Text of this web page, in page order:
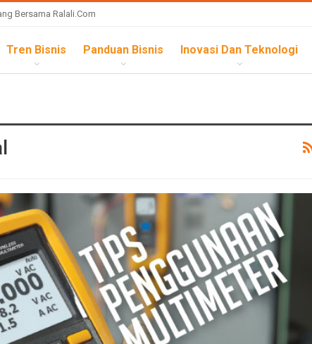
Bersama Ralali.com
Tren Bisnis Panduan Bisnis Inovasi Dan Teknologi